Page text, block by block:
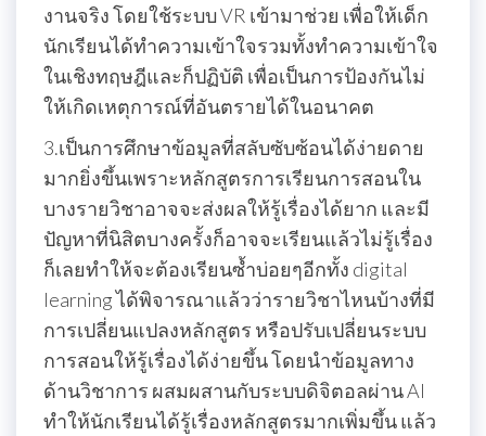
งานจริง โดยใช้ระบบ VR เข้ามาช่วย เพื่อให้เด็ก
นักเรียนได้ทำความเข้าใจรวมทั้งทำความเข้าใจ
ในเชิงทฤษฎีและก็ปฏิบัติ เพื่อเป็นการป้องกันไม่
ให้เกิดเหตุการณ์ที่อันตรายได้ในอนาคต
3.เป็นการศึกษาข้อมูลที่สลับซับซ้อนได้ง่ายดาย
มากยิ่งขึ้นเพราะหลักสูตรการเรียนการสอนใน
บางรายวิชาอาจจะส่งผลให้รู้เรื่องได้ยาก และมี
ปัญหาที่นิสิตบางครั้งก็อาจจะเรียนแล้วไม่รู้เรื่อง
ก็เลยทำให้จะต้องเรียนซ้ำบ่อยๆอีกทั้ง digital
learning ได้พิจารณาแล้วว่ารายวิชาไหนบ้างที่มี
การเปลี่ยนแปลงหลักสูตร หรือปรับเปลี่ยนระบบ
การสอนให้รู้เรื่องได้ง่ายขึ้น โดยนำข้อมูลทาง
ด้านวิชาการ ผสมผสานกับระบบดิจิตอลผ่าน AI
ทำให้นักเรียนได้รู้เรื่องหลักสูตรมากเพิ่มขึ้น แล้ว